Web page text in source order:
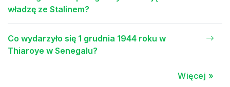
władzę ze Stalinem?
Co wydarzyło się 1 grudnia 1944 roku w
Thiaroye w Senegalu?
Więcej »